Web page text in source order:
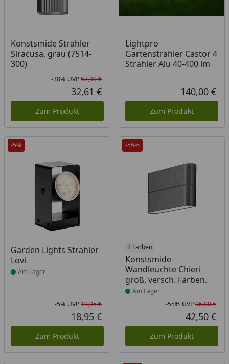
Konstsmide Strahler
Siracusa, grau (7514-
300)
Rabatt in Prozent
-38%
Ursprünglicher Preis
UVP53,00 €
Aktueller Preis
32,61 €
Zum Produkt
Lightpro
Gartenstrahler Castor 4
Strahler Alu 40-400 lm
140,00 €
Zum Produkt
-5%
Garden Lights Strahler
Lovi
Produkt am Lager
Am Lager
Rabatt in Prozent
-5%
Ursprünglicher Preis
UVP19,95 €
Aktueller Preis
18,95 €
Zum Produkt
-55%
2 Farben
Konstsmide
Wandleuchte Chieri
groß, versch. Farben.
Produkt am Lager
Am Lager
-55% UVP96,00 €
42,50 €
Zum Produkt